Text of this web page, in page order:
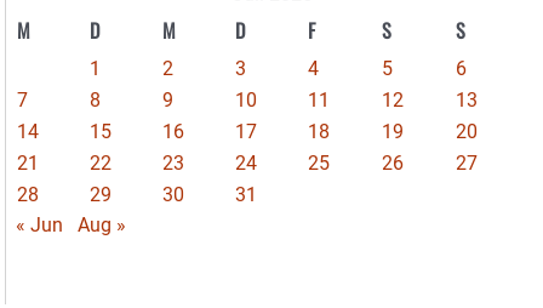
M D M D F S S
1 2 3 4 5
6
7
8 9 10 11 12
13
14
15 16 17 18 19
20
21
22 23 24 25 26
27
28
29 30
31
« Jun
Aug »